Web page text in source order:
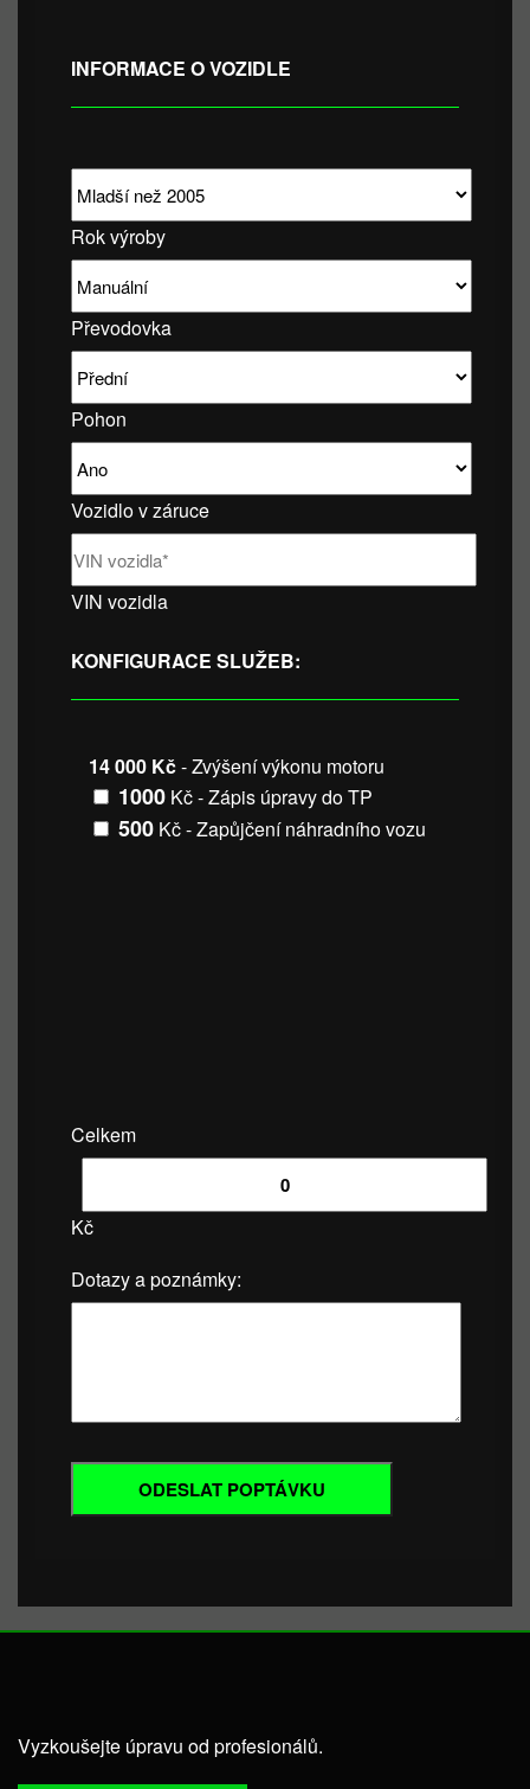
INFORMACE O VOZIDLE
Rok výroby
Převodovka
Pohon
Vozidlo v záruce
VIN vozidla
KONFIGURACE SLUŽEB:
14 000 Kč- Zvýšení výkonu motoru
1000 Kč - Zápis úpravy do TP
500 Kč - Zapůjčení náhradního vozu
Celkem
Kč
Dotazy a poznámky:
Vyzkoušejte úpravu od profesionálů.